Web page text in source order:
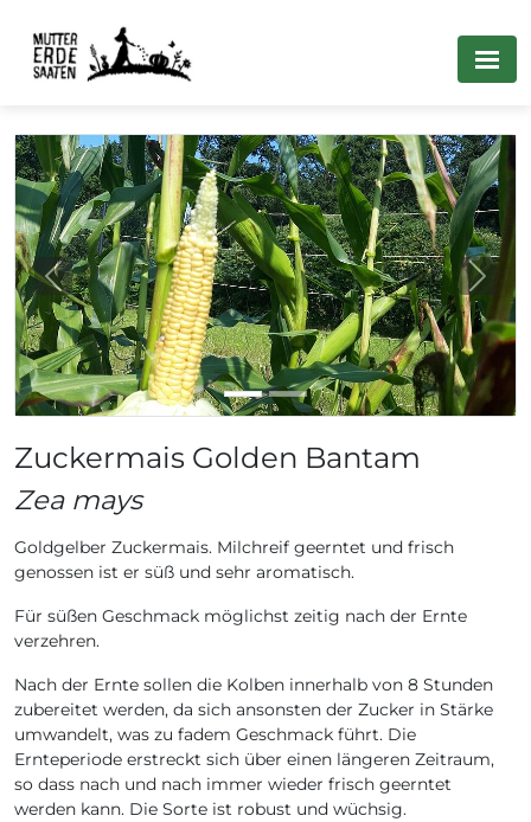
Previous Next
Zuckermais Golden Bantam
Zea mays
Goldgelber Zuckermais. Milchreif geerntet und frisch
genossen ist er süß und sehr aromatisch.
Für süßen Geschmack möglichst zeitig nach der Ernte
verzehren.
Nach der Ernte sollen die Kolben innerhalb von 8 Stunden
zubereitet werden, da sich ansonsten der Zucker in Stärke
umwandelt, was zu fadem Geschmack führt. Die
Ernteperiode erstreckt sich über einen längeren Zeitraum,
so dass nach und nach immer wieder frisch geerntet
werden kann. Die Sorte ist robust und wüchsig.